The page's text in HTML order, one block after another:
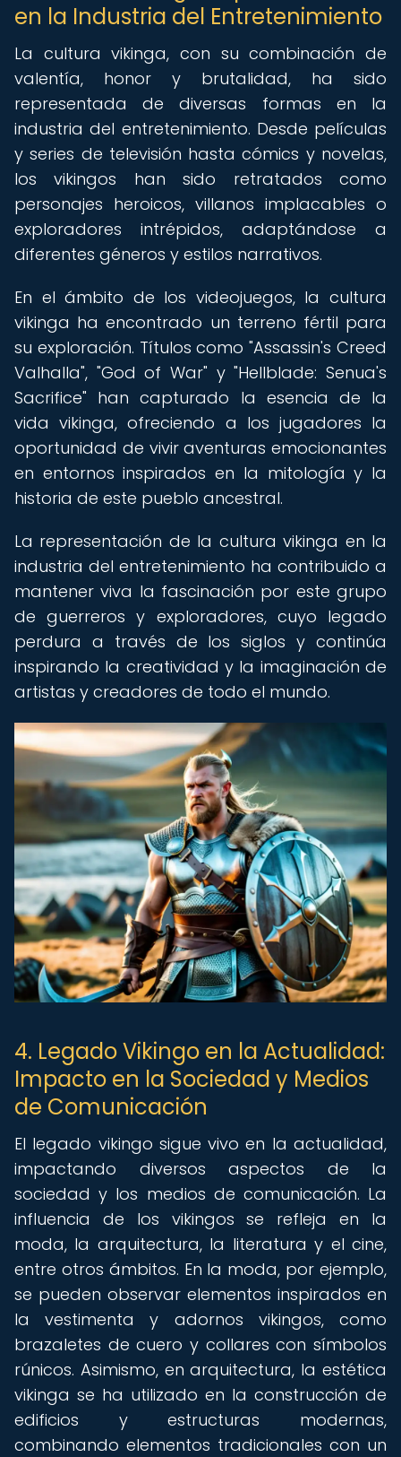
en la Industria del Entretenimiento
La cultura vikinga, con su combinación de
valentía, honor y brutalidad, ha sido
representada de diversas formas en la
industria del entretenimiento. Desde películas
y series de televisión hasta cómics y novelas,
los vikingos han sido retratados como
personajes heroicos, villanos implacables o
exploradores intrépidos, adaptándose a
diferentes géneros y estilos narrativos.
En el ámbito de los videojuegos, la cultura
vikinga ha encontrado un terreno fértil para
su exploración. Títulos como "Assassin's Creed
Valhalla", "God of War" y "Hellblade: Senua's
Sacrifice" han capturado la esencia de la
vida vikinga, ofreciendo a los jugadores la
oportunidad de vivir aventuras emocionantes
en entornos inspirados en la mitología y la
historia de este pueblo ancestral.
La representación de la cultura vikinga en la
industria del entretenimiento ha contribuido a
mantener viva la fascinación por este grupo
de guerreros y exploradores, cuyo legado
perdura a través de los siglos y continúa
inspirando la creatividad y la imaginación de
artistas y creadores de todo el mundo.
4. Legado Vikingo en la Actualidad:
Impacto en la Sociedad y Medios
de Comunicación
El legado vikingo sigue vivo en la actualidad,
impactando diversos aspectos de la
sociedad y los medios de comunicación. La
influencia de los vikingos se refleja en la
moda, la arquitectura, la literatura y el cine,
entre otros ámbitos. En la moda, por ejemplo,
se pueden observar elementos inspirados en
la vestimenta y adornos vikingos, como
brazaletes de cuero y collares con símbolos
rúnicos. Asimismo, en arquitectura, la estética
vikinga se ha utilizado en la construcción de
edificios y estructuras modernas,
combinando elementos tradicionales con un